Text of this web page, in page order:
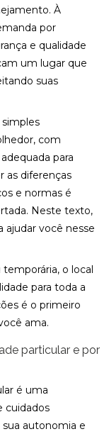
À
por
e qualidade
um lugar que
suas
com
para
as diferenças
e normas é
Neste texto,
ajudar você nesse
o local
para toda a
é o primeiro
ama.
particular e por
é uma
cuidados
sua autonomia e